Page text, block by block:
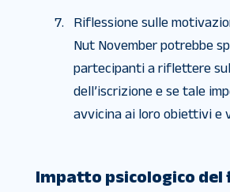
Riflessione sulle
Nut November potrebbe
partecipanti a riflettere
dell’iscrizione e se tale
avvicina ai loro obiettivi e
Impatto psicologico